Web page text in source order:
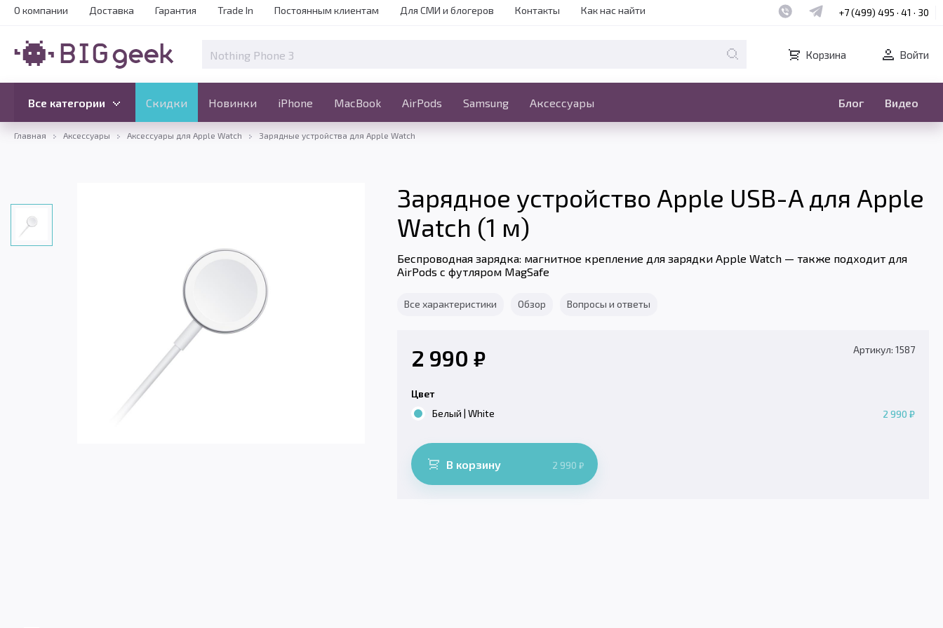
О компании Доставка Гарантия Trade In Постоянным клиентам Для СМИ и блогеров Контакты Как нас найти Наш whatsapp
Наш telegram
+7 (499) 495 · 41 · 30
Корзина Войти
Все категории Скидки Новинки iPhone MacBook AirPods Samsung Аксессуары Блог Видео
Скидки Новинки iPhone MacBook
Все категории Ещё
Главная Аксессуары Аксессуары для Apple Watch Зарядные устройства для Apple Watch
Зарядное устройство Apple USB-A для Apple
Watch (1 м)
Беспроводная зарядка: магнитное крепление для зарядки Apple Watch — также подходит для
AirPods с футляром MagSafe
Все характеристики Обзор Вопросы и ответы
2 990 ₽ Артикул: 1587
Цвет
Белый | White
2 990 ₽
В корзину 2 990 ₽